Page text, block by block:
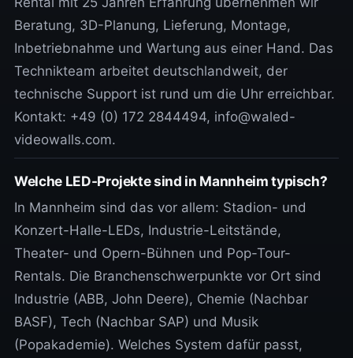
Beratung, 3D-Planung, Lieferung, Montage,
Inbetriebnahme und Wartung aus einer Hand. Das
Technikteam arbeitet deutschlandweit, der
technische Support ist rund um die Uhr erreichbar.
Kontakt: +49 (0) 172 2844494, info@waled-
videowalls.com.
Welche LED-Projekte sind in Mannheim typisch?
In Mannheim sind das vor allem: Stadion- und
Konzert-Halle-LEDs, Industrie-Leitstände,
Theater- und Opern-Bühnen und Pop-Tour-
Rentals. Die Branchenschwerpunkte vor Ort sind
Industrie (ABB, John Deere), Chemie (Nachbar
BASF), Tech (Nachbar SAP) und Musik
(Popakademie). Welches System dafür passt,